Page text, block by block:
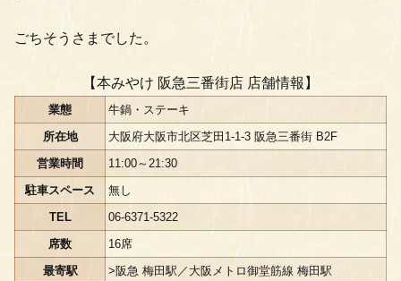
ごちそうさまでした。
【本みやけ 阪急三番街店 店舗情報】
業態
牛鍋・ステーキ
所在地
大阪府大阪市北区芝田1-1-3 阪急三番街 B2F
営業時間
11:00～21:30
駐車スペース
無し
TEL
06-6371-5322
席数
16席
最寄駅
>阪急 梅田駅／大阪メトロ御堂筋線 梅田駅